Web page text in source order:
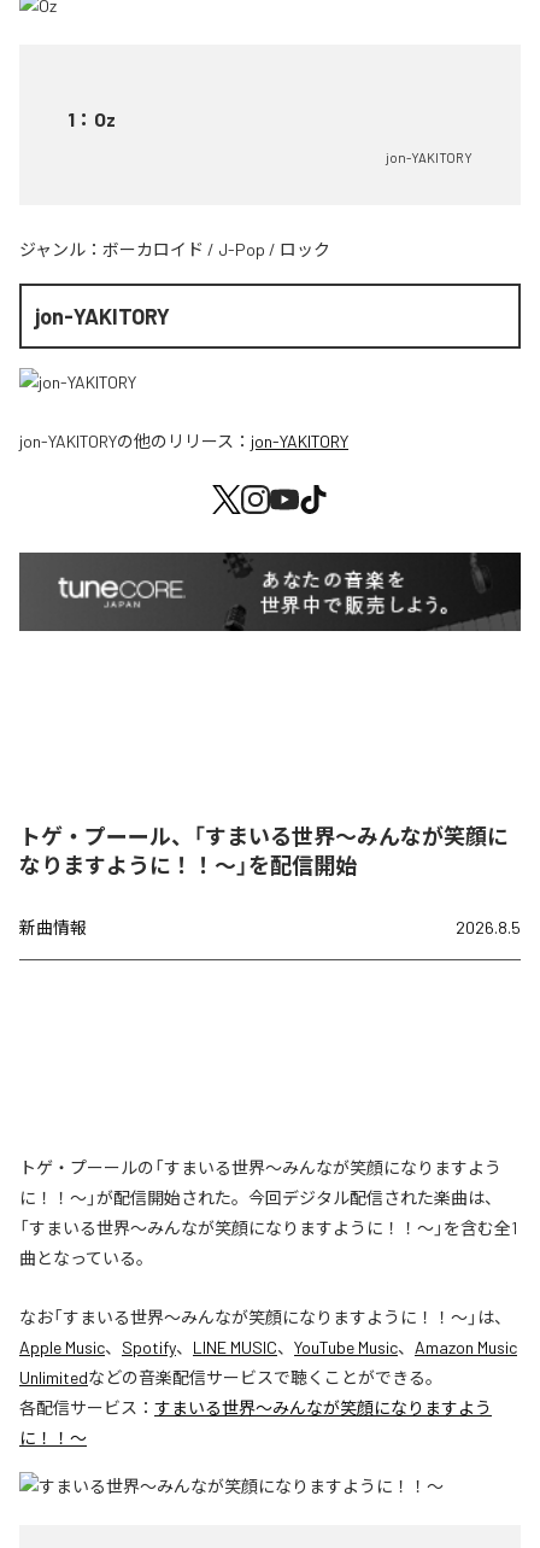
1 ： Oz
jon-YAKITORY
ジャンル： ボーカロイド / J-Pop / ロック
jon-YAKITORY
jon-YAKITORYの他のリリース： jon-YAKITORY
トゲ・プーール、「すまいる世界〜みんなが笑顔に
なりますように！！〜」を配信開始
新曲情報 2026.8.5
トゲ・プーールの「すまいる世界〜みんなが笑顔になりますよう
に！！〜」が配信開始された。今回デジタル配信された楽曲は、
「すまいる世界〜みんなが笑顔になりますように！！〜」を含む全1
曲となっている。
なお「すまいる世界〜みんなが笑顔になりますように！！〜」は、
Apple Music、 Spotify、 LINE MUSIC、 YouTube Music、 Amazon Music
Unlimitedなどの音楽配信サービスで聴くことができる。
各配信サービス： すまいる世界〜みんなが笑顔になりますよう
に！！〜